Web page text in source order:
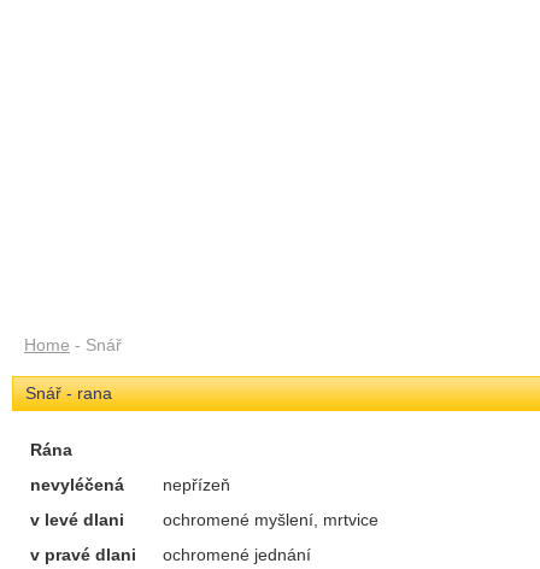
Home - Snář
Snář - rana
Rána
nevyléčená
nepřízeň
v levé dlani
ochromené myšlení, mrtvice
v pravé dlani
ochromené jednání